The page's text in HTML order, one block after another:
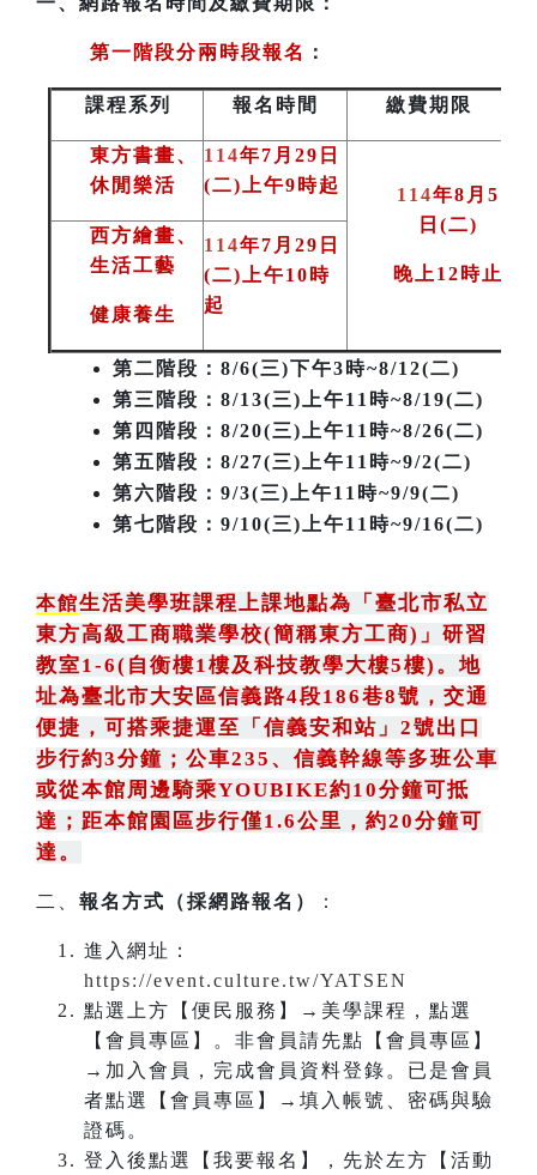
第一階段分兩時段報名 ：
課程系列 報名時間 繳費期限
東方書畫、
休閒樂活
114年7月29日
(二)上午9時起
114年8月5
日(二)
晚上12時止
西方繪畫、
生活工藝
健康養生
114年7月29日
(二)上午10時
起
第二階段 ：8/6(三)下午3時~8/12(二)
第三階段 ：8/13(三)上午11時~8/19(二)
第四階段：8/20(三)上午11時~8/26(二)
第五階段：8/27(三)上午11時~9/2(二)
第六階段：9/3(三)上午11時~9/9(二)
第七階段：9/10(三)上午11時~9/16(二)
本館生活美學班課程上課地點為 「 臺北市私立
東方高級工商職業學校(簡稱東方工商) 」 研習
教室1-6(自衡樓1樓及科技教學大樓5樓)。地
址為臺北市大安區信義路4段186巷8號 ， 交通
便捷，可搭乘捷運至「信義安和站」2號出口
步行約3分鐘 ； 公車235 、 信義幹線等多班公車
或從本館周邊騎乘YOUBIKE約10分鐘可抵
達；距本館園區步行僅1.6公里，約20分鐘可
達。
二、 報名方式（採網路報名） ：
進入網址：
https://event.culture.tw/YATSEN
點選上方【便民服務】→美學課程，點選
【會員專區】。非會員請先點【會員專區】
→加入會員，完成會員資料登錄。已是會員
者點選【會員專區】→填入帳號、密碼與驗
證碼。
登入後點選【我要報名】，先於左方【活動